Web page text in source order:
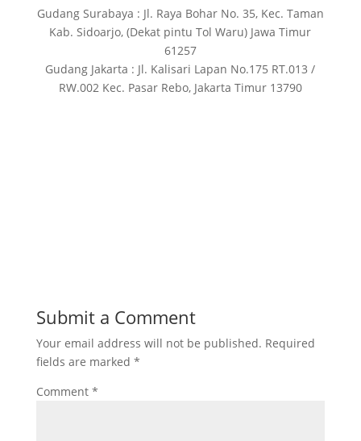
Gudang Surabaya : Jl. Raya Bohar No. 35, Kec. Taman
Kab. Sidoarjo, (Dekat pintu Tol Waru) Jawa Timur
61257
Gudang Jakarta : Jl. Kalisari Lapan No.175 RT.013 /
RW.002 Kec. Pasar Rebo, Jakarta Timur 13790
Submit a Comment
Your email address will not be published. Required
fields are marked *
Comment *